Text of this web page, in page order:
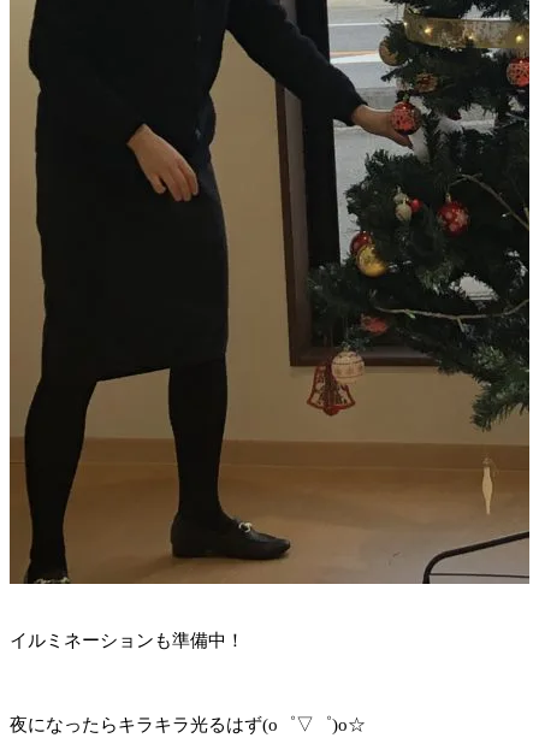
イルミネーションも準備中！
夜になったらキラキラ光るはず(o゜▽゜)o☆